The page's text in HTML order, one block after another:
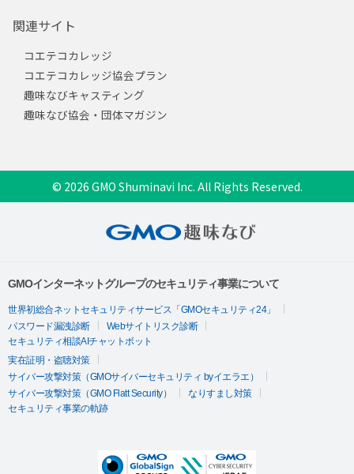
関連サイト
コエテコカレッジ
コエテコカレッジ協会プラン
趣味なびキャスティング
趣味なび協会・団体マガジン
© 2026 GMO Shuminavi Inc. All Rights Reserved.